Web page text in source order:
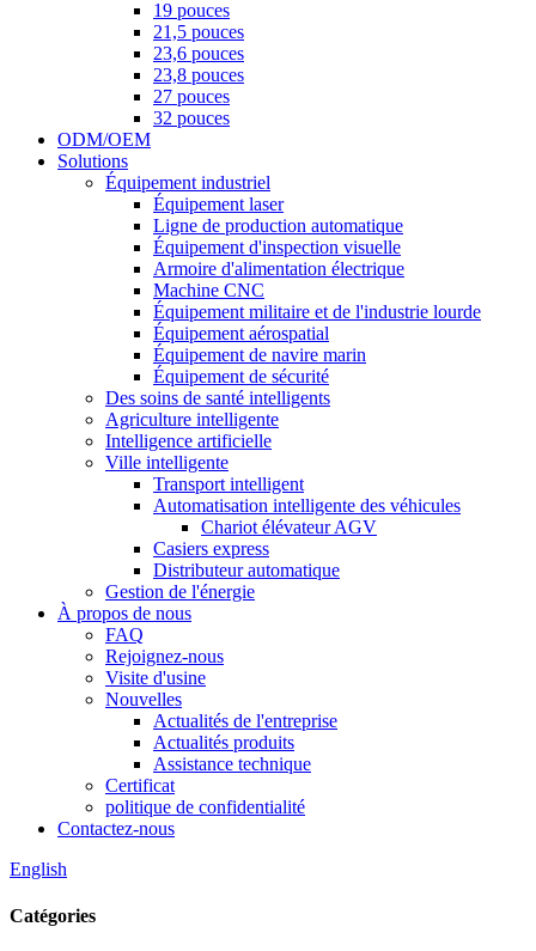
19 pouces
21,5 pouces
23,6 pouces
23,8 pouces
27 pouces
32 pouces
ODM/OEM
Solutions
Équipement industriel
Équipement laser
Ligne de production automatique
Équipement d'inspection visuelle
Armoire d'alimentation électrique
Machine CNC
Équipement militaire et de l'industrie lourde
Équipement aérospatial
Équipement de navire marin
Équipement de sécurité
Des soins de santé intelligents
Agriculture intelligente
Intelligence artificielle
Ville intelligente
Transport intelligent
Automatisation intelligente des véhicules
Chariot élévateur AGV
Casiers express
Distributeur automatique
Gestion de l'énergie
À propos de nous
FAQ
Rejoignez-nous
Visite d'usine
Nouvelles
Actualités de l'entreprise
Actualités produits
Assistance technique
Certificat
politique de confidentialité
Contactez-nous
English
Catégories